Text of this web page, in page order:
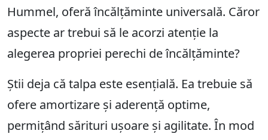
Hummel, oferă încălțăminte universală. Căror
aspecte ar trebui să le acorzi atenție la
alegerea propriei perechi de încălțăminte?
Știi deja că talpa este esențială. Ea trebuie să
ofere amortizare și aderență optime,
permițând sărituri ușoare și agilitate. În mod